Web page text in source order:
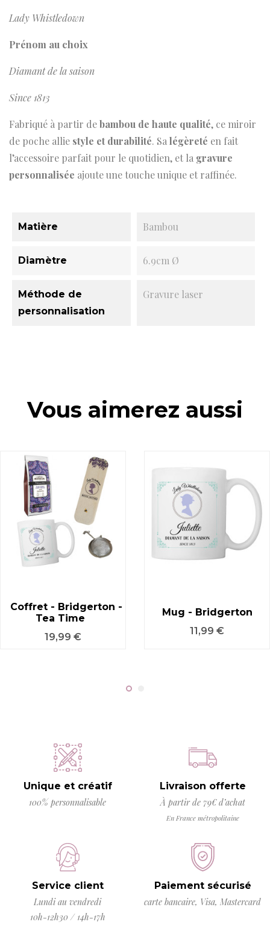
Lady Whistledown
Prénom au choix
Diamant de la saison
Since 1813
Fabriqué à partir debambou de haute qualité, ce miroir
de poche allie style et durabilité. Sa légèreté en fait
l’accessoire parfait pour le quotidien, et la gravure
personnalisée ajoute une touche unique et raffinée.
Matière Bambou
Diamètre 6.9cm Ø
Méthode de
personnalisation
Gravure laser
Vous aimerez aussi
Coffret - Bridgerton -
Tea Time
Prix
19,99 €
Mug - Bridgerton
Prix
11,99 €
Unique et créatif
100% personnalisable
Livraison offerte
À partir de 79€ d’achat
En France métropolitaine
Service client
Lundi au vendredi
10h-12h30 / 14h-17h
Paiement sécurisé
carte bancaire, Visa, Mastercard